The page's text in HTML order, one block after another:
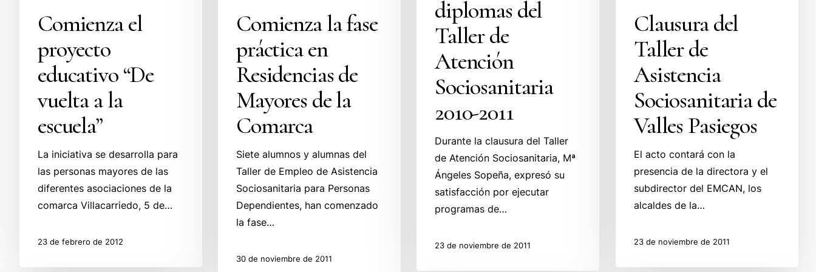
Comienza el
proyecto
educativo “De
vuelta a la
escuela”
La iniciativa se desarrolla para
las personas mayores de las
diferentes asociaciones de la
comarca Villacarriedo, 5 de…
23 de febrero de 2012
Comienza la fase
práctica en
Residencias de
Mayores de la
Comarca
Siete alumnos y alumnas del
Taller de Empleo de Asistencia
Sociosanitaria para Personas
Dependientes, han comenzado
la fase…
30 de noviembre de 2011
diplomas del
Taller de
Atención
Sociosanitaria
2010-2011
Durante la clausura del Taller
de Atención Sociosanitaria, Mª
Ángeles Sopeña, expresó su
satisfacción por ejecutar
programas de…
23 de noviembre de 2011
Clausura del
Taller de
Asistencia
Sociosanitaria de
Valles Pasiegos
El acto contará con la
presencia de la directora y el
subdirector del EMCAN, los
alcaldes de la…
23 de noviembre de 2011